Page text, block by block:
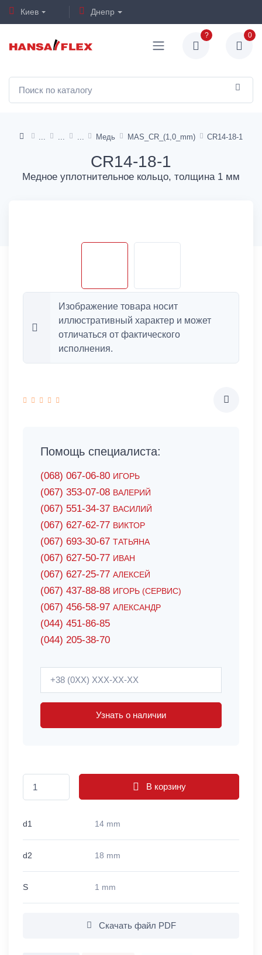
Киев Днепр
? 0
Медь MAS_CR_(1,0_mm) CR14-18-1
CR14-18-1
Медное уплотнительное кольцо, толщина 1 мм
Изображение товара носит
иллюстративный характер и может
отличаться от фактического
исполнения.
Помощь специалиста:
(068) 067-06-80 ИГОРЬ
(067) 353-07-08 ВАЛЕРИЙ
(067) 551-34-37 ВАСИЛИЙ
(067) 627-62-77 ВИКТОР
(067) 693-30-67 ТАТЬЯНА
(067) 627-50-77 ИВАН
(067) 627-25-77 АЛЕКСЕЙ
(067) 437-88-88 ИГОРЬ (СЕРВИС)
(067) 456-58-97 АЛЕКСАНДР
(044) 451-86-85
(044) 205-38-70
Узнать о наличии
В корзину
d1 14 mm
d2 18 mm
S 1 mm
Скачать файл PDF